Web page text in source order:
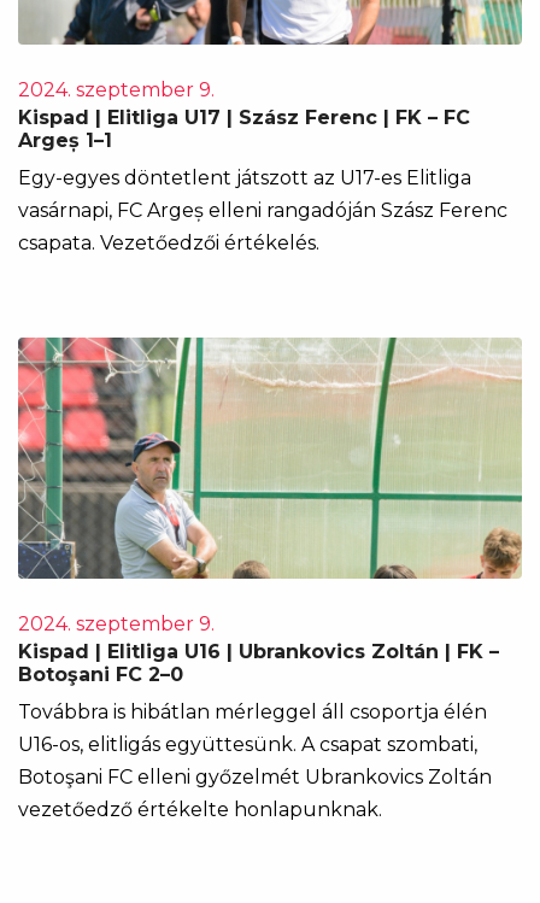
2024. szeptember 9.
Kispad | Elitliga U17 | Szász Ferenc | FK – FC
Argeș 1–1
Egy-egyes döntetlent játszott az U17-es Elitliga
vasárnapi, FC Argeș elleni rangadóján Szász Ferenc
csapata. Vezetőedzői értékelés.
2024. szeptember 9.
Kispad | Elitliga U16 | Ubrankovics Zoltán | FK –
Botoşani FC 2–0
Továbbra is hibátlan mérleggel áll csoportja élén
U16-os, elitligás együttesünk. A csapat szombati,
Botoşani FC elleni győzelmét Ubrankovics Zoltán
vezetőedző értékelte honlapunknak.